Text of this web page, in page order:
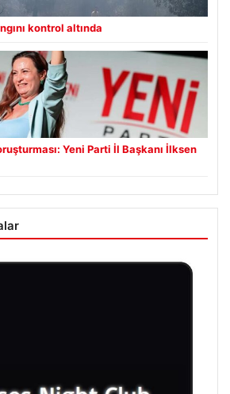
kontrol altında
Yeni Parti İl Başkanı İlksen